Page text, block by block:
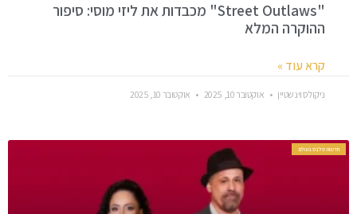
"Street Outlaws" מכבדות את ליזי מוסי: סיפור
ההוקרה המלא
קרא עוד »
ניקולס וינשטיין אוקטובר 10, 2025 אוקטובר 10, 2025
חדשות סלבס בעולם